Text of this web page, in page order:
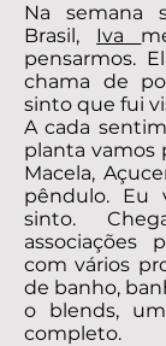
Na semana
Brasil, Iva
pensarmos.
chama de
sinto que fui
A cada
planta vamos
Macela,
pêndulo. Eu
sinto.
associações
com vários
de banho,
o blends,
completo.